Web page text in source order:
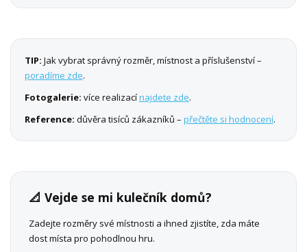
TIP: Jak vybrat správný rozměr, místnost a příslušenství –
poradíme zde.
Fotogalerie: více realizacínajdete zde.
Reference: důvěra tisíců zákazníků – přečtěte si hodnocení.
📐 Vejde se mi kulečník domů?
Zadejte rozměry své místnosti a ihned zjistíte, zda máte
dost místa pro pohodlnou hru.